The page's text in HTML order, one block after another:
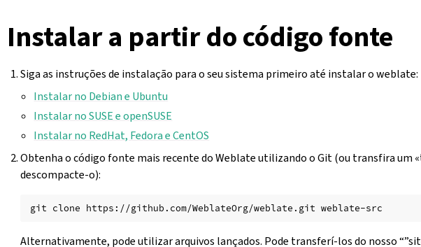
Instalar a partir do código fonte
Siga as instruções de instalação para o seu sistema primeiro até instalar o weblate:
Instalar no Debian e Ubuntu
Instalar no SUSE e openSUSE
Instalar no RedHat, Fedora e CentOS
Obtenha o código fonte mais recente do Weblate utilizando o Git (ou transfira um
descompacte-o):
git clone https://github.com/WeblateOrg/weblate.git
Alternativamente, pode utilizar arquivos lançados. Pode transferí-los do nosso